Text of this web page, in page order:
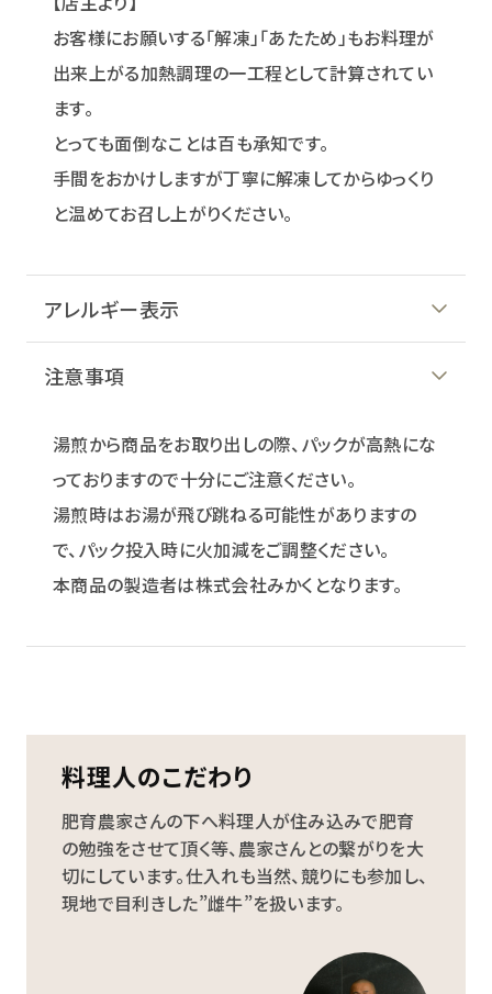
お客様にお願いする「解凍」「あたため」もお料理が
出来上がる加熱調理の一工程として計算されてい
ます。
とっても面倒なことは百も承知です。
手間をおかけしますが丁寧に解凍してからゆっくり
と温めてお召し上がりください。
アレルギー表示
注意事項
湯煎から商品をお取り出しの際、パックが高熱にな
っておりますので十分にご注意ください。
湯煎時はお湯が飛び跳ねる可能性がありますの
で、パック投入時に火加減をご調整ください。
本商品の製造者は株式会社みかくとなります。
料理人のこだわり
肥育農家さんの下へ料理人が住み込みで肥育
の勉強をさせて頂く等、農家さんとの繋がりを大
切にしています。仕入れも当然、競りにも参加し、
現地で目利きした”雌牛”を扱います。